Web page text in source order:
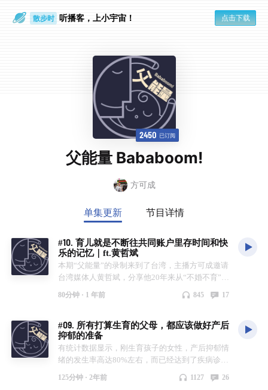
散步时 听播客，上小宇宙！ 点击下载
2450 已订阅
父能量 Bababoom!
方可成
单集更新 节目详情
#10. 育儿就是不断往共同账户里存时间和快
乐的记忆｜ft.黄哲斌
本期“父能量”的录制来到了台湾，主播方可成邀请
台湾媒体人黄哲斌，分享他20年来从“不婚不育”到
了自己和太太在面对婚姻、生育和育儿决策时的沟
和日常教育中的实际做法。 黄哲斌还结合个人经
验，讨论了如何照顾有特殊需求的孩子，以及兄弟
之间的互动和家庭中的“公平”问题。他详细讲述了
在孩子成长过程中，如何平衡对手机、社交媒体和
AI等新兴科技的引导与规范，以及如何通过阅读、
运动和旅行，丰富家庭生活和亲子关系。在节目的
80分钟 · 1 年前 845 17
#09. 所有打算生育的父母，都应该做好产后
抑郁的准备
有统计数据显示，刚生育孩子的女性，产后抑郁情
绪的发生率高达80%左右，而已经达到了疾病诊断
后抑郁可能发生在任何新成为母亲的人，乃至任何
125分钟 · 2年前 1127 26